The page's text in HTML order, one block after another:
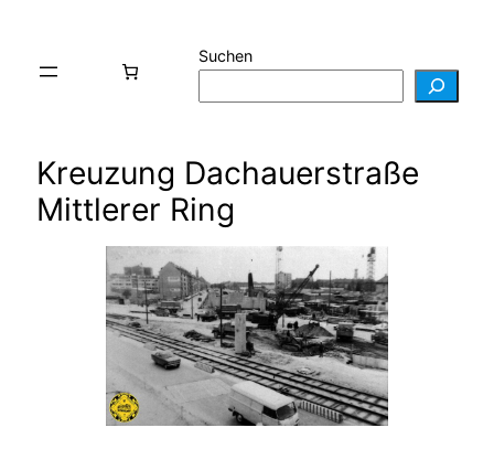
Suchen
Kreuzung Dachauerstraße
Mittlerer Ring